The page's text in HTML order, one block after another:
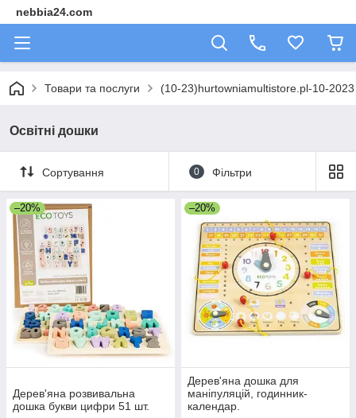
nebbia24.com
Товари та послуги (10-23)hurtowniamultistore.pl-10-2023
Освітні дошки
Сортування 0 Фільтри
–20%
Дерев'яна розвивальна
дошка букви цифри 51 шт.
–20%
Дерев'яна дошка для
маніпуляцій, годинник-
календар.